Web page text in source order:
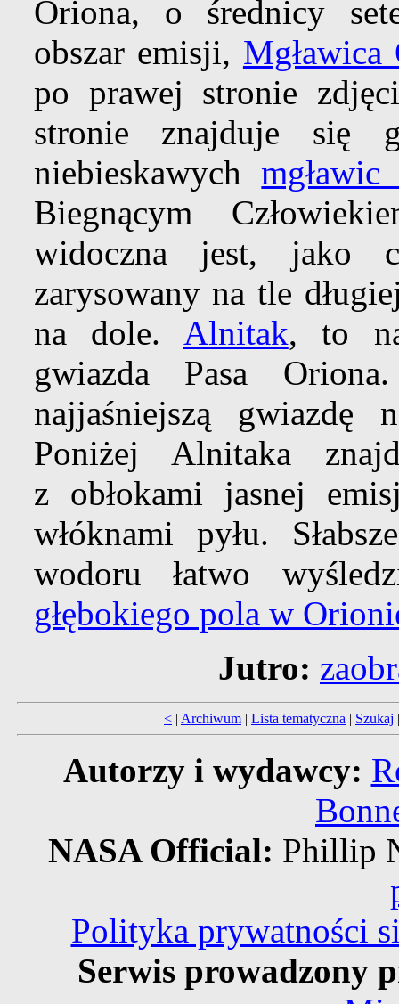
Oriona, o średnicy
obszar emisji, Mgławica
po prawej stronie
stronie znajduje się
niebieskawych
Biegnącym
widoczna jest, jako
zarysowany na tle
na dole. Alnitak, to
gwiazda Pasa
najjaśniejszą
Poniżej Alnitaka
z obłokami jasnej
włóknami pyłu.
wodoru łatwo
głębokiego pola w
Jutro:
< | Archiwum | Lista tematyczna | Szukaj
Autorzy i wydawcy:
NASA Official: Phillip
Polityka prywatności
Serwis prowadzony